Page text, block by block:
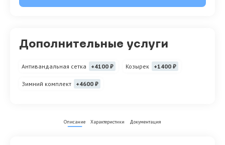
Дополнительные услуги
Антивандальная сетка +4100 ₽ Козырек +1400 ₽
Зимний комплект +4600 ₽
Описание Характеристики Документация